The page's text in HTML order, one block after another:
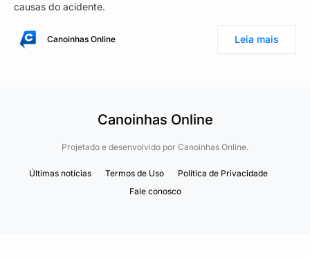
causas do acidente.
Canoinhas Online Leia mais
Canoinhas Online
Projetado e desenvolvido por Canoinhas Online.
Últimas notícias Termos de Uso
Política de Privacidade
Fale conosco